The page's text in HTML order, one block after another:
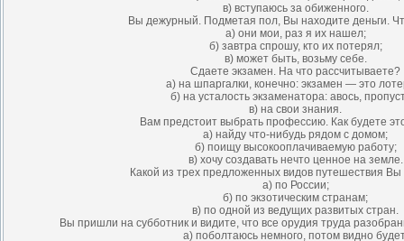
в) вступаюсь за обиженного.
Вы дежурный. Подметая пол, Вы находите деньги.
а) они мои, раз я их нашел;
б) завтра спрошу, кто их потерял;
в) может быть, возьму себе.
Сдаете экзамен. На что рассчитываете?
а) на шпаргалки, конечно: экзамен — это
б) на усталость экзаменатора: авось,
в) на свои знания.
Вам предстоит выбрать профессию. Как будете
а) найду что-нибудь рядом с домом;
б) поищу высокооплачиваемую работу;
в) хочу создавать нечто ценное на земле.
Какой из трех предложенных видов путешествия
а) по России;
б) по экзотическим странам;
в) по одной из ведущих развитых стран.
Вы пришли на субботник и видите, что все орудия труда
а) поболтаюсь немного, потом видно